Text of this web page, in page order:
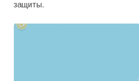
защиты.